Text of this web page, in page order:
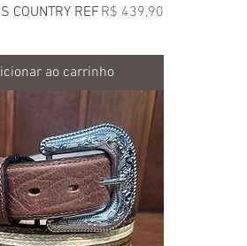
COUNTRY REF Preço
R$ 439,90
ao carrinho